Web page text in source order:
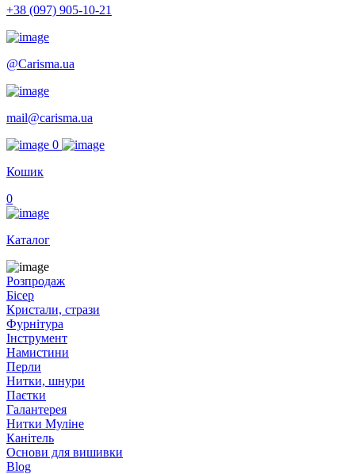
+38 (097) 905-10-21
@Carisma.ua
mail@carisma.ua
0
Кошик
0
Каталог
Розпродаж
Бісер
Кристали, стрази
Фурнітура
Інструмент
Намистини
Перли
Нитки, шнури
Паєтки
Галантерея
Нитки Муліне
Канітель
Основи для вишивки
Blog